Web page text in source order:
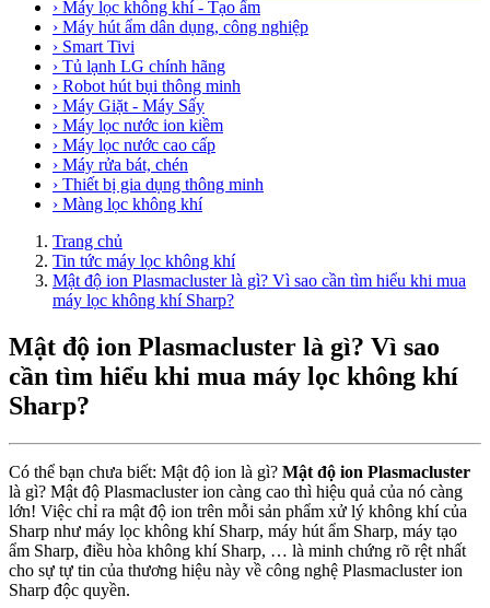
› Máy lọc không khí - Tạo ẩm
› Máy hút ẩm dân dụng, công nghiệp
› Smart Tivi
› Tủ lạnh LG chính hãng
› Robot hút bụi thông minh
› Máy Giặt - Máy Sấy
› Máy lọc nước ion kiềm
› Máy lọc nước cao cấp
› Máy rửa bát, chén
› Thiết bị gia dụng thông minh
› Màng lọc không khí
Trang chủ
Tin tức máy lọc không khí
Mật độ ion Plasmacluster là gì? Vì sao cần tìm hiểu khi mua
máy lọc không khí Sharp?
Mật độ ion Plasmacluster là gì? Vì sao
cần tìm hiểu khi mua máy lọc không khí
Sharp?
Có thể bạn chưa biết: Mật độ ion là gì? Mật độ ion Plasmacluster
là gì? Mật độ Plasmacluster ion càng cao thì hiệu quả của nó càng
lớn! Việc chỉ ra mật độ ion trên mỗi sản phẩm xử lý không khí của
Sharp như máy lọc không khí Sharp, máy hút ẩm Sharp, máy tạo
ẩm Sharp, điều hòa không khí Sharp, … là minh chứng rõ rệt nhất
cho sự tự tin của thương hiệu này về công nghệ Plasmacluster ion
Sharp độc quyền.